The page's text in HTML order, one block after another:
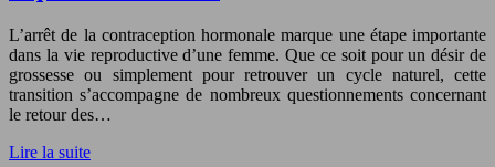
L’arrêt de la contraception hormonale marque une étape importante
dans la vie reproductive d’une femme. Que ce soit pour un désir de
grossesse ou simplement pour retrouver un cycle naturel, cette
transition s’accompagne de nombreux questionnements concernant
le retour des…
Lire la suite